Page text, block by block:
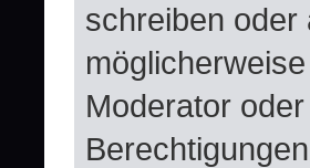
schreiben oder
Moderator